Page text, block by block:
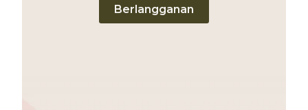
Berlangganan